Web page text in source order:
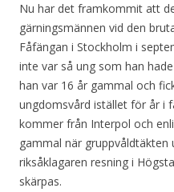
Nu har det framkommit att
gärningsmännen vid den
Fåfängan i Stockholm i
inte var så ung som han
han var 16 år gammal och
ungdomsvård istället för år i
kommer från Interpol och
gammal när
riksåklagaren resning i
skärpas.